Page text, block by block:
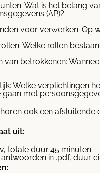
Wat is het belang
(AP)?
voor verwerken: Op
Welke rollen
van betrokkenen:
Welke verplichtingen
met
ook een
uit:
totale duur 45 minuten.
antwoorden in .pdf, duur